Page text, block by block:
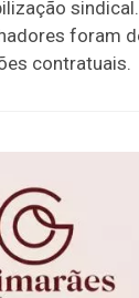
foram
contratuais.